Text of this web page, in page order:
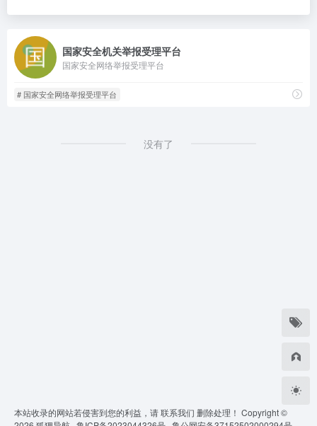
国家安全机关举报受理平台
国家安全网络举报受理平台
# 国家安全网络举报受理平台
没有了
本站收录的网站若侵害到您的利益，请联系我们 删除处理！ Copyright ©